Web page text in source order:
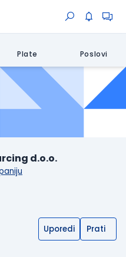
Plate Poslovi
d.o.o.
Uporedi Prati